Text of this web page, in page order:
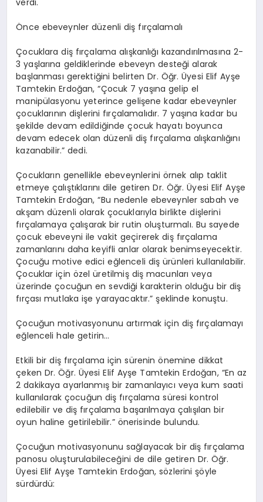
verdi.
Önce ebeveynler düzenli diş fırçalamalı
Çocuklara diş fırçalama alışkanlığı kazandırılmasına 2-
3 yaşlarına geldiklerinde ebeveyn desteği alarak
başlanması gerektiğini belirten Dr. Öğr. Üyesi Elif Ayşe
Tamtekin Erdoğan, “Çocuk 7 yaşına gelip el
manipülasyonu yeterince gelişene kadar ebeveynler
çocuklarının dişlerini fırçalamalıdır. 7 yaşına kadar bu
şekilde devam edildiğinde çocuk hayatı boyunca
devam edecek olan düzenli diş fırçalama alışkanlığını
kazanabilir.” dedi.
Çocukların genellikle ebeveynlerini örnek alıp taklit
etmeye çalıştıklarını dile getiren Dr. Öğr. Üyesi Elif Ayşe
Tamtekin Erdoğan, “Bu nedenle ebeveynler sabah ve
akşam düzenli olarak çocuklarıyla birlikte dişlerini
fırçalamaya çalışarak bir rutin oluşturmalı. Bu sayede
çocuk ebeveyni ile vakit geçirerek diş fırçalama
zamanlarını daha keyifli anlar olarak benimseyecektir.
Çocuğu motive edici eğlenceli diş ürünleri kullanılabilir.
Çocuklar için özel üretilmiş diş macunları veya
üzerinde çocuğun en sevdiği karakterin olduğu bir diş
fırçası mutlaka işe yarayacaktır.” şeklinde konuştu.
Çocuğun motivasyonunu artırmak için diş fırçalamayı
eğlenceli hale getirin…
Etkili bir diş fırçalama için sürenin önemine dikkat
çeken Dr. Öğr. Üyesi Elif Ayşe Tamtekin Erdoğan, “En az
2 dakikaya ayarlanmış bir zamanlayıcı veya kum saati
kullanılarak çocuğun diş fırçalama süresi kontrol
edilebilir ve diş fırçalama başarılmaya çalışılan bir
oyun haline getirilebilir.” önerisinde bulundu.
Çocuğun motivasyonunu sağlayacak bir diş fırçalama
panosu oluşturulabileceğini de dile getiren Dr. Öğr.
Üyesi Elif Ayşe Tamtekin Erdoğan, sözlerini şöyle
sürdürdü: